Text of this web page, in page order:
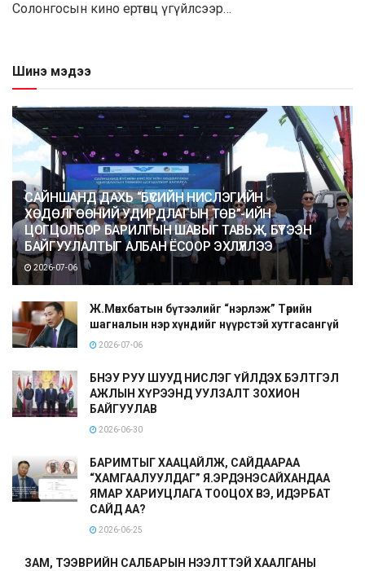
Солонгосын кино ертөнц үгүйлсээр…
Шинэ мэдээ
САЙНШАНД ДАХЬ “БҮСИЙН НИСЛЭГИЙН
ХӨДӨЛГӨӨНИЙ УДИРДЛАГЫН ТӨВ”-ИЙН
ЦОГЦОЛБОР БАРИЛГЫН ШАВЫГ ТАВЬЖ, БҮТЭЭН
БАЙГУУЛАЛТЫГ АЛБАН ЁСООР ЭХЛҮҮЛЛЭЭ
2026-07-06
Ж.Мөнхбатын бүтээлийг “нэрлэж” Төрийн
шагналын нэр хүндийг нүүрстэй хутгасангүй
2026-07-06
БНЭУ РУУ ШУУД НИСЛЭГ ҮЙЛДЭХ БЭЛТГЭЛ
АЖЛЫН ХҮРЭЭНД УУЛЗАЛТ ЗОХИОН
БАЙГУУЛАВ
2026-06-30
БАРИМТЫГ ХААЦАЙЛЖ, САЙДААРАА
“ХАМГААЛУУЛДАГ” Я.ЭРДЭНЭСАЙХАНДАА
ЯМАР ХАРИУЦЛАГА ТООЦОХ ВЭ, ИДЭРБАТ
САЙД АА?
2026-06-25
ЗАМ, ТЭЭВРИЙН САЛБАРЫН НЭЭЛТТЭЙ ХААЛГАНЫ